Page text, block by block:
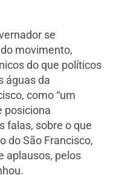
se
movimento,
do que políticos
águas da
como “um
posiciona
falas, sobre o que
do São Francisco,
aplausos, pelos